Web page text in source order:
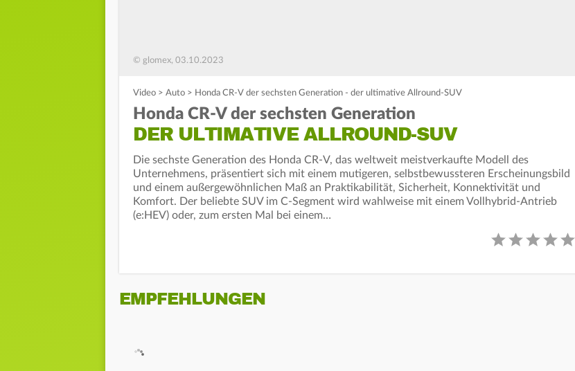
© glomex, 03.10.2023
Video > Auto > Honda CR-V der sechsten Generation - der ultimative Allround-SUV
Honda CR-V der sechsten Generation
DER ULTIMATIVE ALLROUND-SUV
Die sechste Generation des Honda CR-V, das weltweit meistverkaufte Modell des
Unternehmens, präsentiert sich mit einem mutigeren, selbstbewussteren Erscheinungsbild
und einem außergewöhnlichen Maß an Praktikabilität, Sicherheit, Konnektivität und
Komfort. Der beliebte SUV im C-Segment wird wahlweise mit einem Vollhybrid-Antrieb
(e:HEV) oder, zum ersten Mal bei einem…
EMPFEHLUNGEN